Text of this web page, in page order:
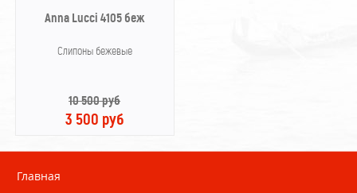
Anna Lucci 4105 беж
Слипоны бежевые
10 500 руб
3 500 руб
Главная